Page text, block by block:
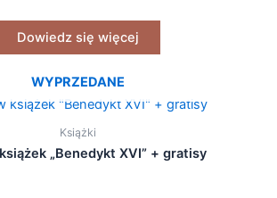
Dowiedz się więcej
WYPRZEDANE
Książki
„Benedykt XVI” + gratisy